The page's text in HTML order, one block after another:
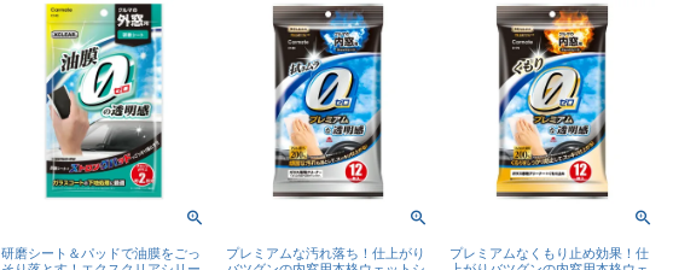
研磨シート＆パッドで油膜をごっ
プレミアムな汚れ落ち！仕上がり
プレミアムなくもり止め効果！仕